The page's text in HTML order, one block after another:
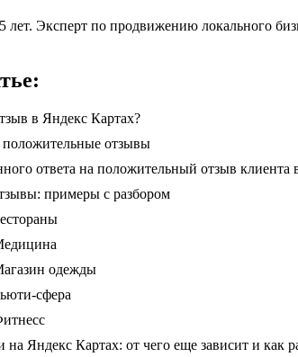
Эксперт по продвижению локального
в Яндекс Картах?
положительные отзывы
ответа на положительный отзыв клиента
примеры с разбором
одежды
сфера
Яндекс Картах: от чего еще зависит и как